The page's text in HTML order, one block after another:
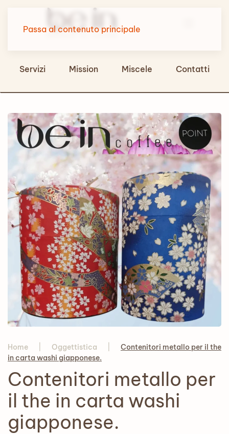
Passa al contenuto principale
Servizi Mission Miscele Contatti
Home Oggettistica
Contenitori metallo per il the
in carta washi giapponese.
Contenitori metallo per
il the in carta washi
giapponese.